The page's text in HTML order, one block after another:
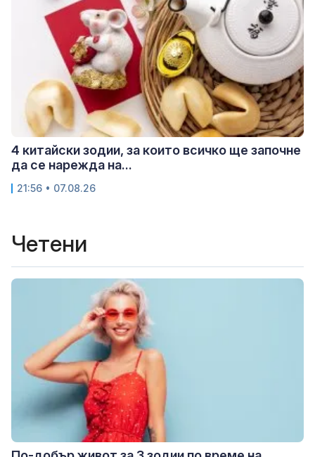
4 китайски зодии, за които всичко ще започне
да се нарежда на...
21:56 • 07.08.26
Четени